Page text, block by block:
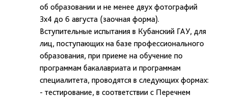
об образовании и не менее двух фотографий
3х4 до 6 августа (заочная форма).
Вступительные испытания в Кубанский ГАУ, для
лиц, поступающих на базе профессионального
образования, при приеме на обучение по
программам бакалавриата и программам
специалитета, проводятся в следующих формах:
- тестирование, в соответствии с Перечнем